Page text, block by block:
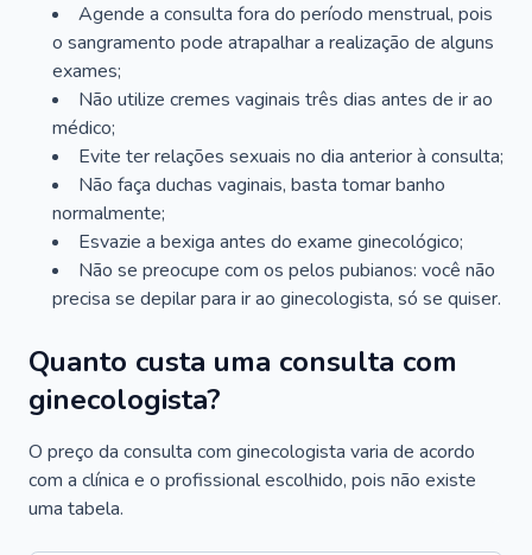
Agende a consulta fora do período menstrual, pois
o sangramento pode atrapalhar a realização de alguns
exames;
Não utilize cremes vaginais três dias antes de ir ao
médico;
Evite ter relações sexuais no dia anterior à consulta;
Não faça duchas vaginais, basta tomar banho
normalmente;
Esvazie a bexiga antes do exame ginecológico;
Não se preocupe com os pelos pubianos: você não
precisa se depilar para ir ao ginecologista, só se quiser.
Quanto custa uma consulta com
ginecologista?
O preço da consulta com ginecologista varia de acordo
com a clínica e o profissional escolhido, pois não existe
uma tabela.